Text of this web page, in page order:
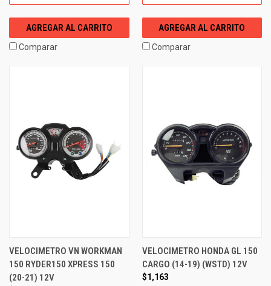
AGREGAR AL CARRITO
Comparar
AGREGAR AL CARRITO
Comparar
VELOCIMETRO VN WORKMAN
150 RYDER150 XPRESS 150
(20-21) 12V
VELOCIMETRO HONDA GL 150
CARGO (14-19) (WSTD) 12V
$1,163